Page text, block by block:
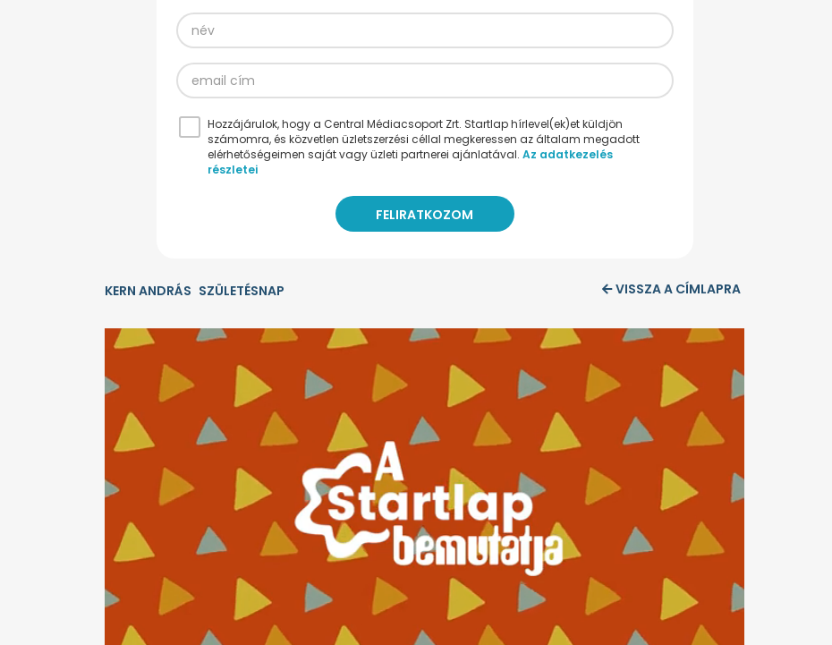
Hozzájárulok, hogy a Central Médiacsoport Zrt. Startlap hírlevel(ek)et küldjön
számomra, és közvetlen üzletszerzési céllal megkeressen az általam megadott
elérhetőségeimen saját vagy üzleti partnerei ajánlatával. Az adatkezelés
részletei
KERN ANDRÁS SZÜLETÉSNAP VISSZA A CÍMLAPRA